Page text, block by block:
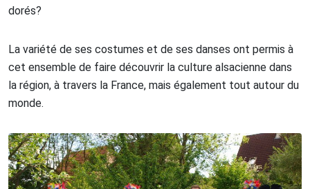
dorés?
La variété de ses costumes et de ses danses ont permis à
cet ensemble de faire découvrir la culture alsacienne dans
la région, à travers la France, mais également tout autour du
monde.